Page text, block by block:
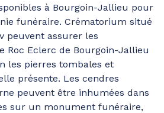
à Bourgoin-Jallieu pour
funéraire. Crématorium situé
peuvent assurer les
Roc Eclerc de Bourgoin-Jallieu
les pierres tombales et
présente. Les cendres
peuvent être inhumées dans
sur un monument funéraire,